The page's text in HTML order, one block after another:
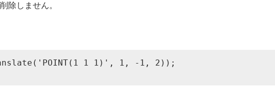
除しません。
1 1)', 1, -1, 2));